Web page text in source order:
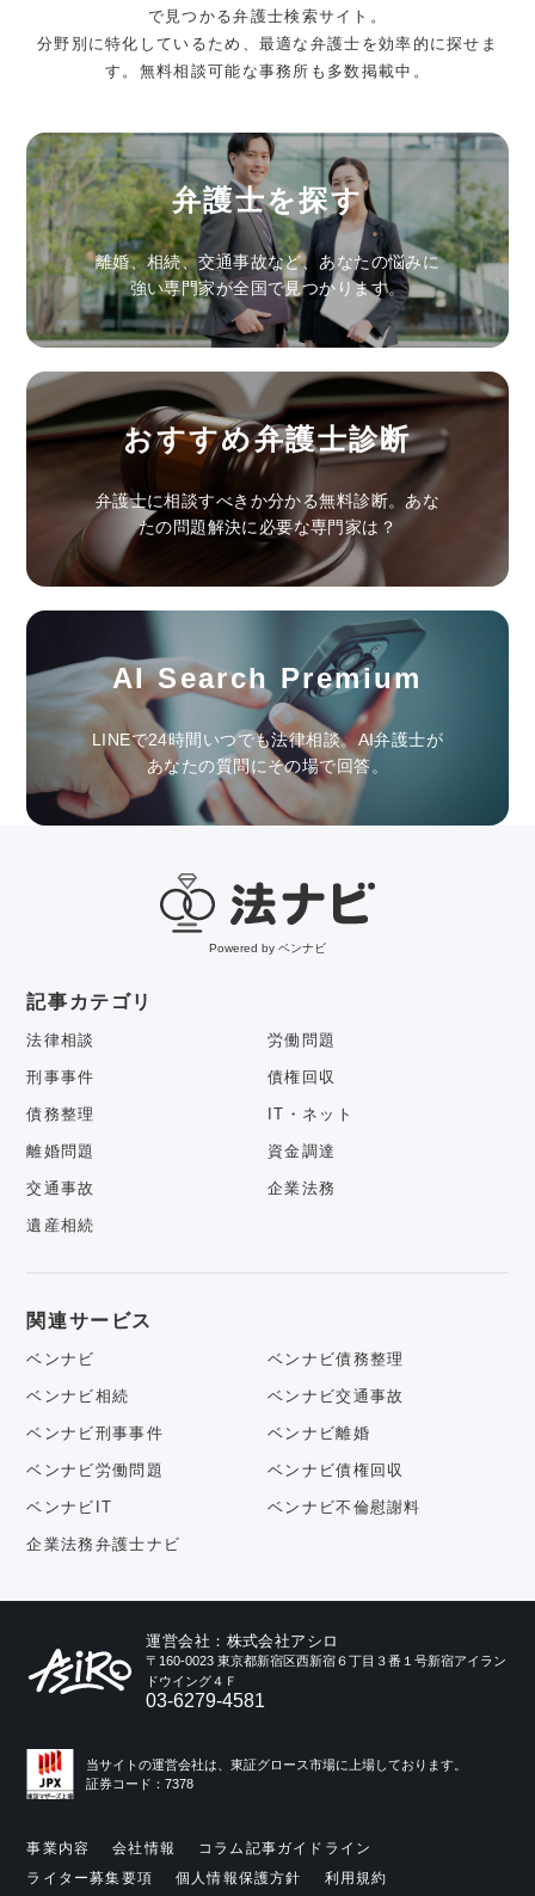
で見つかる弁護士検索サイト。
分野別に特化しているため、最適な弁護士を効率的に探せま
す。無料相談可能な事務所も多数掲載中。
弁護士を探す
離婚、相続、交通事故など、あなたの悩みに
強い専門家が全国で見つかります。
おすすめ弁護士診断
弁護士に相談すべきか分かる無料診断。あな
たの問題解決に必要な専門家は？
AI Search Premium
LINEで24時間いつでも法律相談。AI弁護士が
あなたの質問にその場で回答。
Powered by ベンナビ
記事カテゴリ
法律相談 労働問題
刑事事件 債権回収
債務整理 IT・ネット
離婚問題 資金調達
交通事故 企業法務
遺産相続
関連サービス
ベンナビ ベンナビ債務整理
ベンナビ相続 ベンナビ交通事故
ベンナビ刑事事件 ベンナビ離婚
ベンナビ労働問題 ベンナビ債権回収
ベンナビIT ベンナビ不倫慰謝料
企業法務弁護士ナビ
運営会社：株式会社アシロ
〒160-0023 東京都新宿区西新宿６丁目３番１号新宿アイラン
ドウイング４Ｆ
03-6279-4581
当サイトの運営会社は、東証グロース市場に上場しております。
証券コード：7378
事業内容 会社情報
コラム記事ガイドライン
ライター募集要項
個人情報保護方針 利用規約